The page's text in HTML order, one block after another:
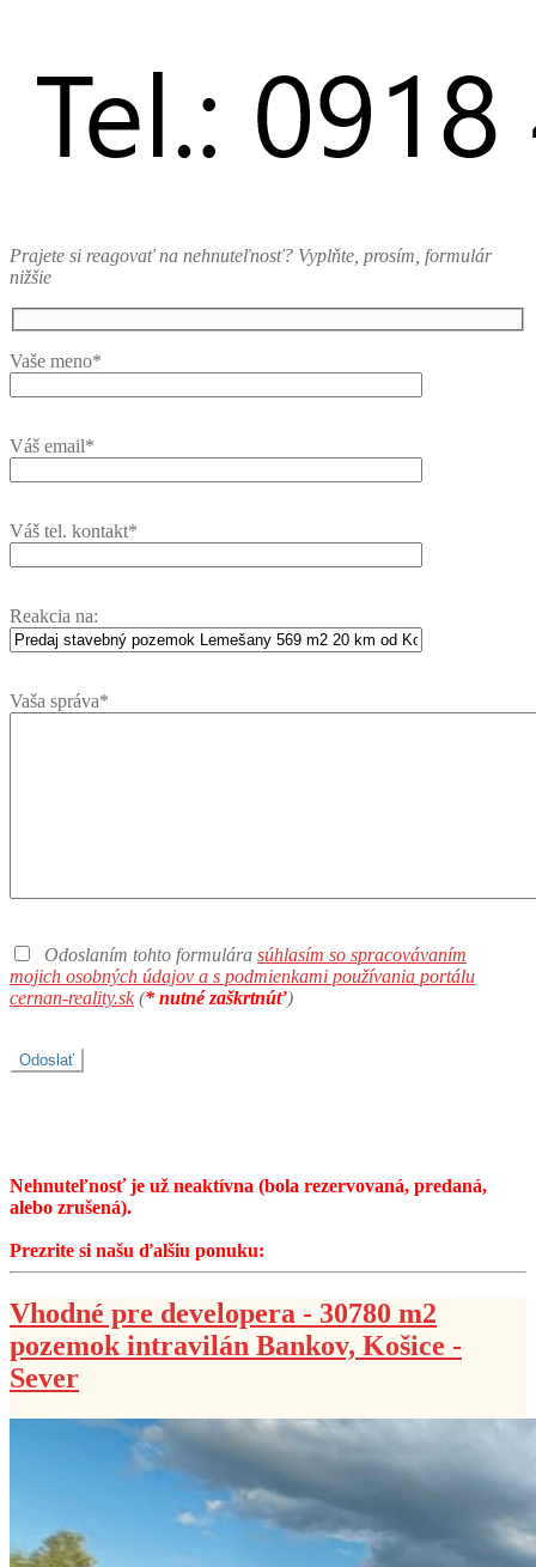
Prajete si reagovať na nehnuteľnosť? Vyplňte, prosím, formulár
nižšie
Vaše meno*
Váš email*
Váš tel. kontakt*
Reakcia na:
Vaša správa*
Odoslaním tohto formulára súhlasím so spracovávaním
mojich osobných údajov a s podmienkami používania portálu
cernan-reality.sk(* nutné zaškrtnúť)
Nehnuteľnosť je už neaktívna (bola rezervovaná, predaná,
alebo zrušená).
Prezrite si našu ďalšiu ponuku:
Vhodné pre developera - 30780 m2
pozemok intravilán Bankov, Košice -
Sever